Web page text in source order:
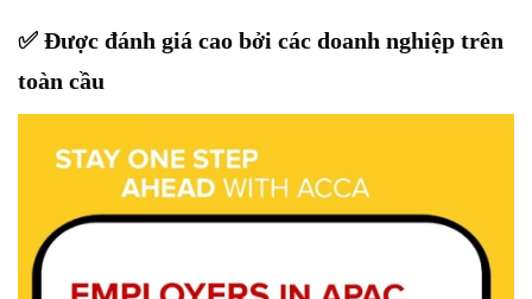
✅ Được đánh giá cao bởi các doanh nghiệp trên
toàn cầu